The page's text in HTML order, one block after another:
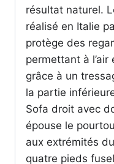
résultat naturel.
réalisé en Italie
protège des
permettant à
grâce à un
la partie
Sofa droit avec
épouse le
aux extrémités
quatre pieds